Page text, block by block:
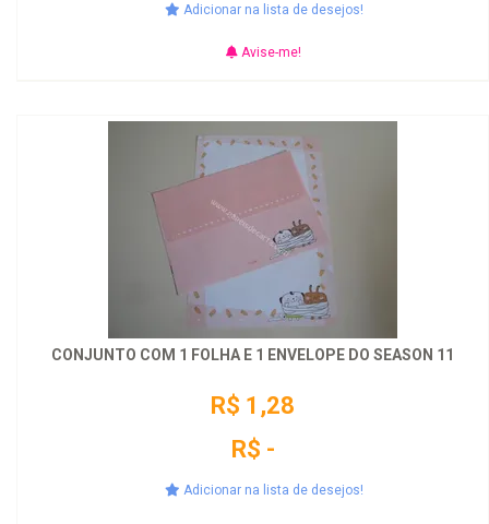
Adicionar na lista de desejos!
Avise-me!
CONJUNTO COM 1 FOLHA E 1 ENVELOPE DO SEASON 11
R$ 1,28
R$ -
Adicionar na lista de desejos!